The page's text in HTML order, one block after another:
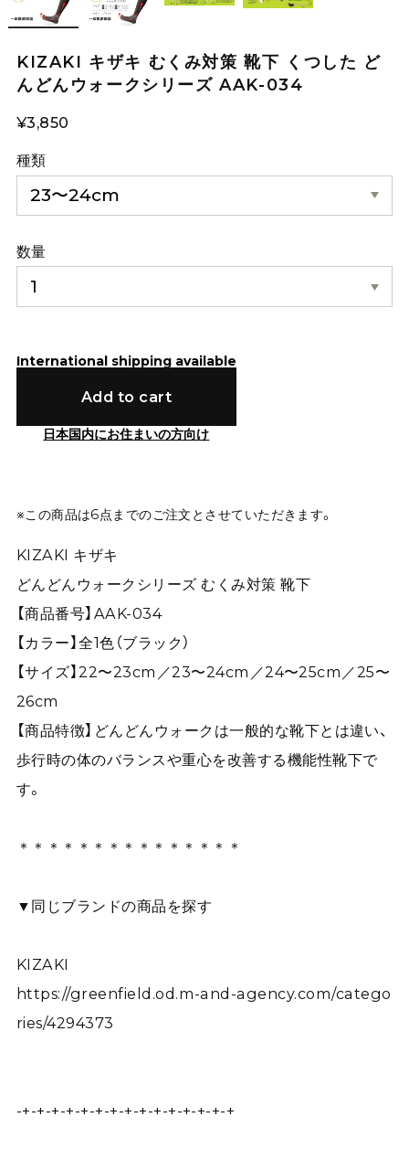
KIZAKI キザキ むくみ対策 靴下 くつした ど
んどんウォークシリーズ AAK-034
¥3,850
種類
数量
International shipping available
Add to cart
日本国内にお住まいの方向け
※この商品は6点までのご注文とさせていただきます。
KIZAKI キザキ
どんどんウォークシリーズ むくみ対策 靴下
【商品番号】AAK-034
【カラー】全1色（ブラック）
【サイズ】22〜23cm／23〜24cm／24〜25cm／25〜
26cm
【商品特徴】どんどんウォークは一般的な靴下とは違い、
歩行時の体のバランスや重心を改善する機能性靴下で
す。
＊＊＊＊＊＊＊＊＊＊＊＊＊＊＊
▼同じブランドの商品を探す
KIZAKI
https://greenfield.od.m-and-agency.com/catego
ries/4294373
-+-+-+-+-+-+-+-+-+-+-+-+-+-+-+